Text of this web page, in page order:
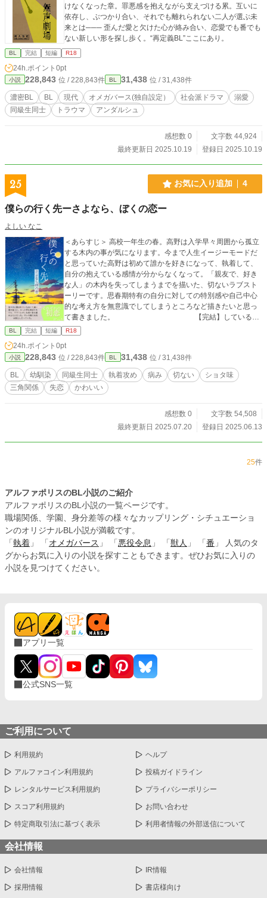
けなくなった章。罪悪感を抱えながら支えづける累。互いに
依存し、ぶつかり合い、それでも離れられない二人が選ぶ未
来とは─── 歪んだ愛と欠けた心が絡み合い、恋愛でも番でも
ない新しい形を探し歩く。“再定義BL”ここにあり。
BL 完結 短編 R18
24h.ポイント 0pt
小説 228,843 位 / 228,843件 BL 31,438 位 / 31,438件
濃密BL BL 現代 オメガバース(独自設定） 社会派ドラマ
溺愛
同級生同士
トラウマ アンダルシュ
感想数 0
文字数 44,924
最終更新日 2025.10.19
登録日 2025.10.19
25 お気に入り追加 4
僕らの行く先ーさよなら、ぼくの恋ー
よしい なこ
＜あらすじ＞ 高校一年生の春。高野は入学早々周囲から孤立
する木内の事が気になります。今まで人生イージーモードだ
と思っていた高野は初めて誰かを好きになって、執着して、
自分の抱えている感情が分からなくなって。「親友で、好き
な人」の木内を失ってしまうまでを描いた、切ないラブスト
ーリーです。思春期特有の自分に対しての特別感や自己中心
的な考え方を無意識でしてしまうところなど描きたいと思っ
て書きました。 【完結】している作
品を分割しながら投稿していきます。
BL 完結 短編 R18
24h.ポイント 0pt
小説 228,843 位 / 228,843件 BL 31,438 位 / 31,438件
BL 幼馴染 同級生同士 執着攻め 病み 切ない
ショタ味
三角関係
失恋 かわいい
感想数 0
文字数 54,508
最終更新日 2025.07.20
登録日 2025.06.13
25件
アルファポリスのBL小説のご紹介
アルファポリスのBL小説の一覧ページです。
職場関係、学園、身分差等の様々なカップリング・シチュエーショ
ンのオリジナルBL小説が満載です。
「 執着 」 「 オメガバース 」 「 悪役令息 」 「 獣人 」 「 番 」 人気のタ
グからお気に入りの小説を探すこともできます。ぜひお気に入りの
小説を見つけてください。
アプリ一覧
公式SNS一覧
ご利用について
利用規約 ヘルプ
アルファコイン利用規約 投稿ガイドライン
レンタルサービス利用規約 プライバシーポリシー
スコア利用規約 お問い合わせ
特定商取引法に基づく表示 利用者情報の外部送信について
会社情報
会社情報 IR情報
採用情報 書店様向け